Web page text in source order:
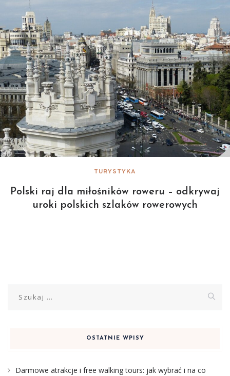
TURYSTYKA
Polski raj dla miłośników roweru – odkrywaj
uroki polskich szlaków rowerowych
OSTATNIE WPISY
Darmowe atrakcje i free walking tours: jak wybrać i na co